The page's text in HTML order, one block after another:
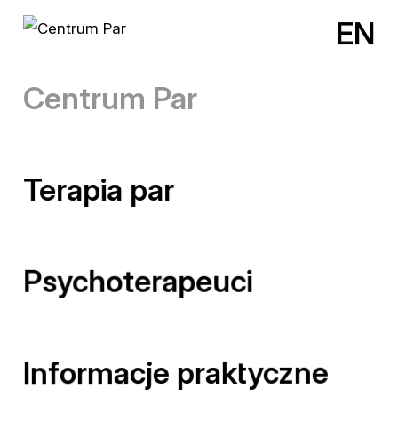
EN
Centrum Par
Terapia par
Psychoterapeuci
Informacje praktyczne
Centrum Par —